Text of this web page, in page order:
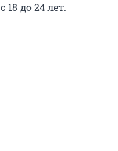
18 до 24 лет.